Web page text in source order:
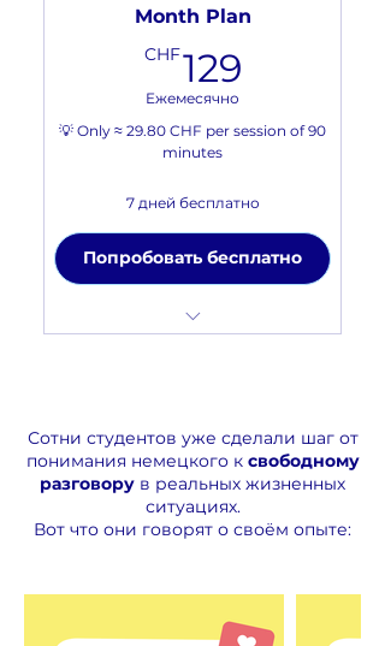
Month Plan
CHF129
Ежемесячно
💡 Only ≈ 29.80 CHF per session of 90
minutes
7 дней бесплатно
Попробовать бесплатно
One 90-minute session per
Pause option during holidays
🌴
Includes 7-day free trial
Сотни студентов уже сделали шаг от
понимания немецкого к свободному
разговору в реальных жизненных
ситуациях.
Вот что они говорят о своём опыте: